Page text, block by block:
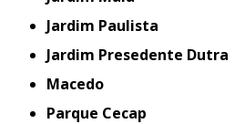
Jardim Paulista
Jardim Presedente Dutra
Macedo
Parque Cecap